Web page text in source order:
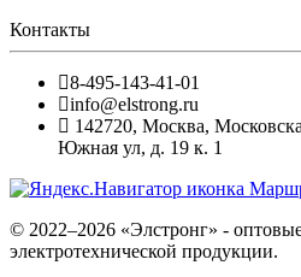
Контакты
8-495-143-41-01
info@elstrong.ru
142720, Москва,
Южная ул, д. 19 к. 1
© 2022–2026 «Элстронг» -
электротехнической продукции.